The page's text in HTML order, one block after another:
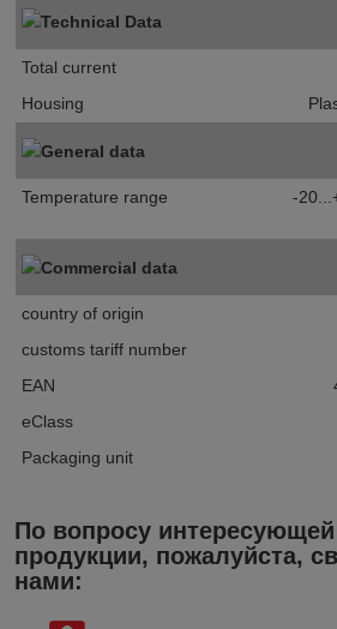
Technical Data
Total current
Housing
General data
Temperature range
-
Commercial data
country of origin
customs tariff number
EAN
eClass
Packaging unit
По вопросу
продукции, пожалуйста,
нами: